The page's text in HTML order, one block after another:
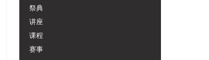
祭典
讲座
课程
赛事